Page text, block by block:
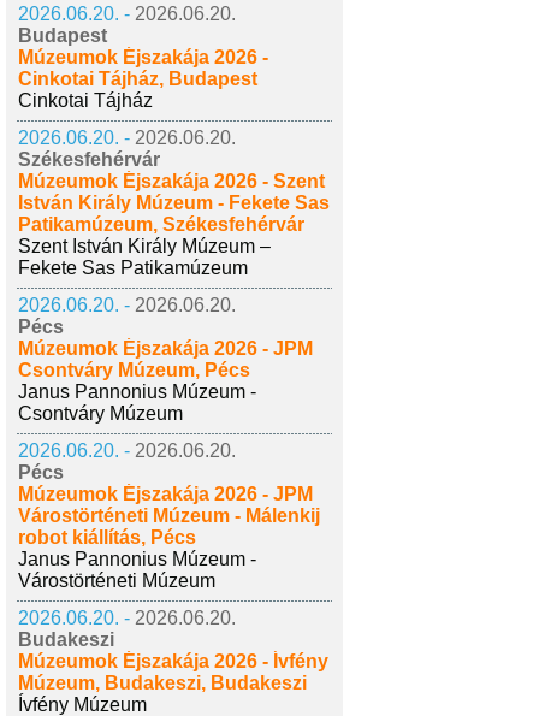
2026.06.20. - 2026.06.20.
Budapest
Múzeumok Éjszakája 2026 -
Cinkotai Tájház, Budapest
Cinkotai Tájház
2026.06.20. - 2026.06.20.
Székesfehérvár
Múzeumok Éjszakája 2026 - Szent
István Király Múzeum - Fekete Sas
Patikamúzeum, Székesfehérvár
Szent István Király Múzeum –
Fekete Sas Patikamúzeum
2026.06.20. - 2026.06.20.
Pécs
Múzeumok Éjszakája 2026 - JPM
Csontváry Múzeum, Pécs
Janus Pannonius Múzeum -
Csontváry Múzeum
2026.06.20. - 2026.06.20.
Pécs
Múzeumok Éjszakája 2026 - JPM
Várostörténeti Múzeum - Málenkij
robot kiállítás, Pécs
Janus Pannonius Múzeum -
Várostörténeti Múzeum
2026.06.20. - 2026.06.20.
Budakeszi
Múzeumok Éjszakája 2026 - Ívfény
Múzeum, Budakeszi, Budakeszi
Ívfény Múzeum